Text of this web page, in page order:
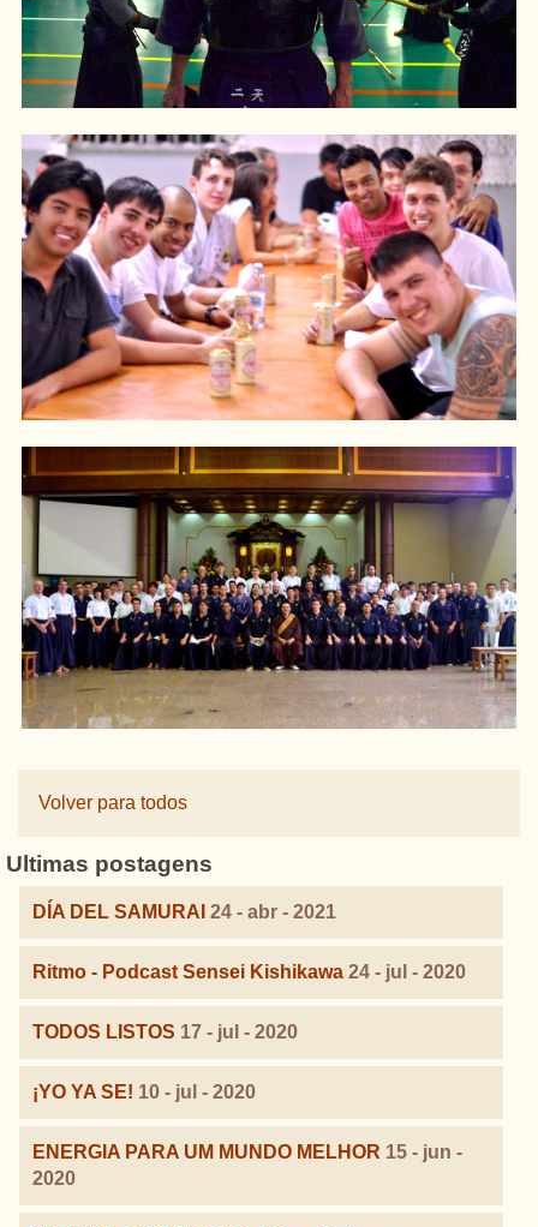
Volver para todos
Ultimas postagens
DÍA DEL SAMURAI 24 - abr - 2021
Ritmo - Podcast Sensei Kishikawa 24 - jul - 2020
TODOS LISTOS 17 - jul - 2020
¡YO YA SE! 10 - jul - 2020
ENERGIA PARA UM MUNDO MELHOR 15 - jun -
2020